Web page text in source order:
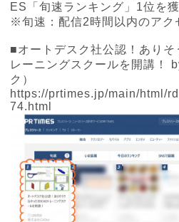
ES「旬速ランキング」1位を
※旬速：配信2時間以内のアク
■オートデスク社公認！あり
レーニングスクールを開講！
ク）
https://prtimes.jp/main/html/
74.html